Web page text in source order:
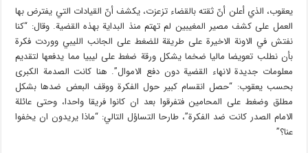
يعقوب، الذي أعلن أنّ ثقته بالقضاء تزعزت، يكشف أنّ القيادات التي يفترض بها
العمل على كشف مصير المغيبين لم تهتم منذ البداية بهذه القضية. وقال: “كنا
نفتش في الاونة الاخيرة على طريقة للضغط على الجانب الليبي ووردت فكرة
بأن نطلب تعويضا ماليا ضخما يشكل ورقة ضغط على ليبيا مما يدفعها لتقديم
معلومات جديدة لانهاء القضية دون دفع الاموال”. هنا كانت الصدمة الكبرى
بحسب يعقوب: “حصل انقسام كبير حول الفكرة ووقف البعض ضدها بشكل
مطلق وضغط على المحامين فتفرقوا بعد ان كانوا فريقا واحدا، وحتى عائلة
الامام الصدر كانت ضد الفكرة”، طارحا التساؤل التالي: “ماذا يريدون ان يخفوا
عنا؟”